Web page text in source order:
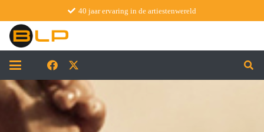
40 jaar ervaring in de artiestenwereld